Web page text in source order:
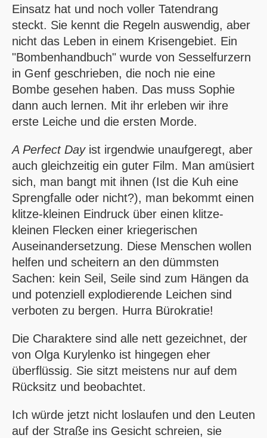
Einsatz hat und noch voller Tatendrang
steckt. Sie kennt die Regeln auswendig, aber
nicht das Leben in einem Krisengebiet. Ein
"Bombenhandbuch" wurde von Sesselfurzern
in Genf geschrieben, die noch nie eine
Bombe gesehen haben. Das muss Sophie
dann auch lernen. Mit ihr erleben wir ihre
erste Leiche und die ersten Morde.
A Perfect Dayist irgendwie unaufgeregt, aber
auch gleichzeitig ein guter Film. Man amüsiert
sich, man bangt mit ihnen (Ist die Kuh eine
Sprengfalle oder nicht?), man bekommt einen
klitze-kleinen Eindruck über einen klitze-
kleinen Flecken einer kriegerischen
Auseinandersetzung. Diese Menschen wollen
helfen und scheitern an den dümmsten
Sachen: kein Seil, Seile sind zum Hängen da
und potenziell explodierende Leichen sind
verboten zu bergen. Hurra Bürokratie!
Die Charaktere sind alle nett gezeichnet, der
von Olga Kurylenko ist hingegen eher
überflüssig. Sie sitzt meistens nur auf dem
Rücksitz und beobachtet.
Ich würde jetzt nicht loslaufen und den Leuten
auf der Straße ins Gesicht schreien, sie